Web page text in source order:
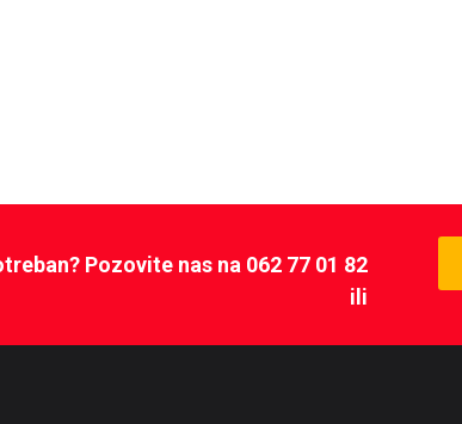
Pozovite nas na 062 77 01 82
ili